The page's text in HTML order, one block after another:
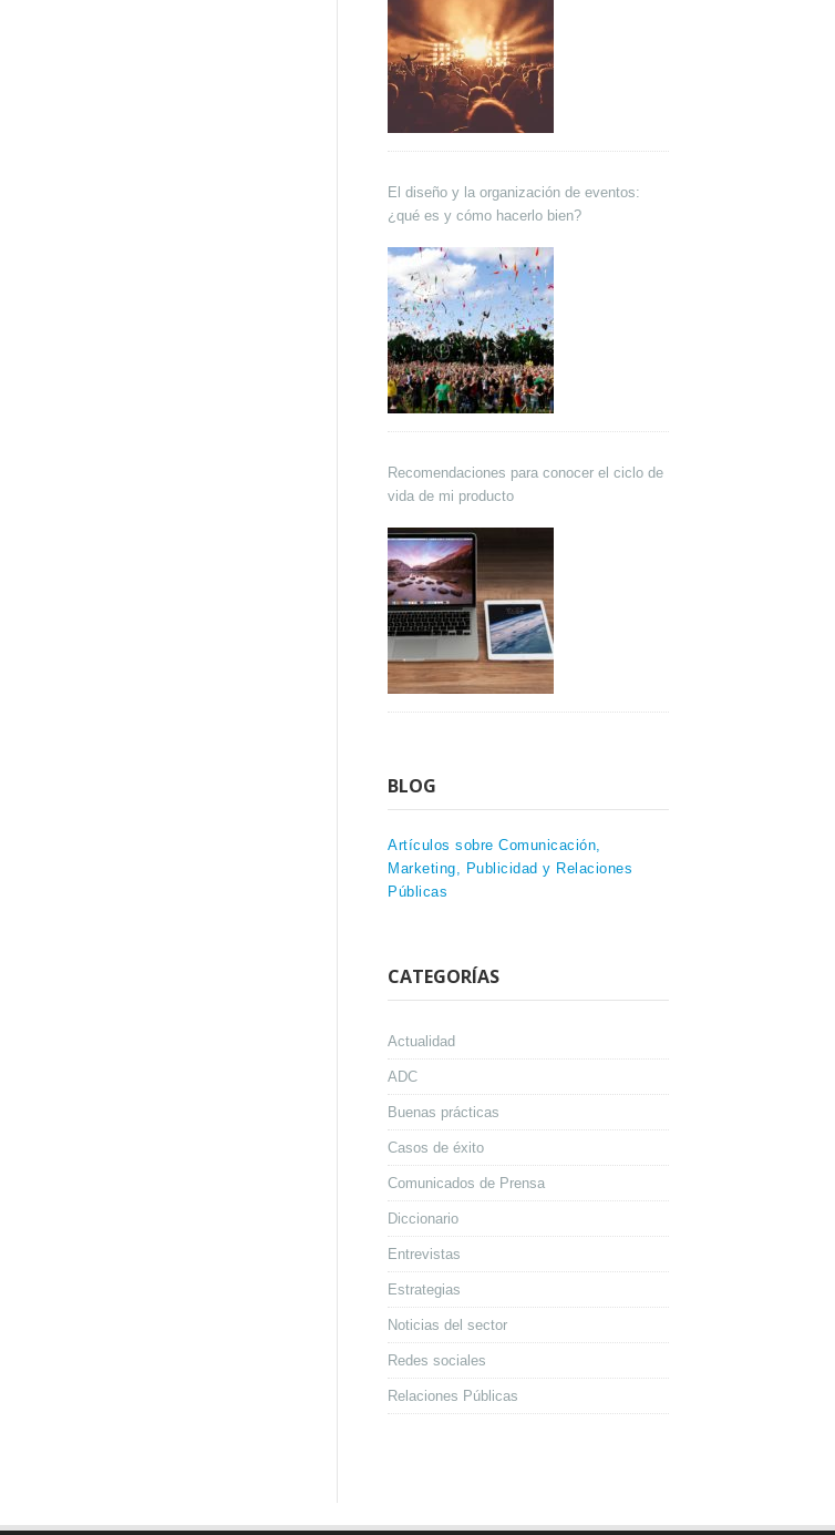
El diseño y la organización de eventos:
¿qué es y cómo hacerlo bien?
Recomendaciones para conocer el ciclo de
vida de mi producto
BLOG
Artículos sobre Comunicación,
Marketing, Publicidad y Relaciones
Públicas
CATEGORÍAS
Actualidad
ADC
Buenas prácticas
Casos de éxito
Comunicados de Prensa
Diccionario
Entrevistas
Estrategias
Noticias del sector
Redes sociales
Relaciones Públicas